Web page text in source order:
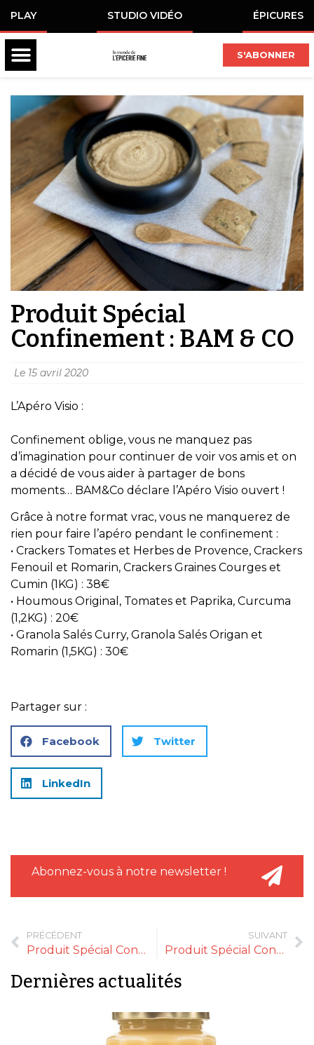
PLAY STUDIO VIDÉO ÉPICURES
S'ABONNER
Produit Spécial
Confinement : BAM & CO
Le 15 avril 2020
L’Apéro Visio :
Confinement oblige, vous ne manquez pas
d’imagination pour continuer de voir vos amis et on
a décidé de vous aider à partager de bons
moments… BAM&Co déclare l’Apéro Visio ouvert !
Grâce à notre format vrac, vous ne manquerez de
rien pour faire l’apéro pendant le confinement :
• Crackers Tomates et Herbes de Provence, Crackers
Fenouil et Romarin, Crackers Graines Courges et
Cumin (1KG) : 38€
• Houmous Original, Tomates et Paprika, Curcuma
(1,2KG) : 20€
• Granola Salés Curry, Granola Salés Origan et
Romarin (1,5KG) : 30€
Partager sur :
Facebook Twitter
LinkedIn
Abonnez-vous à notre newsletter !
PRÉCÉDENT
Produit Spécial Confinement : Les Huiles Précieuses
SUIVANT
Produit Spécial Confinement : Caviar Perle Noire
Dernières actualités